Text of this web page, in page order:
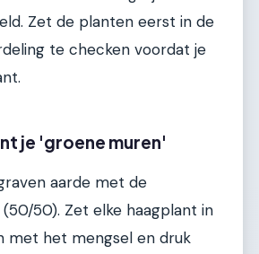
Zet de planten eerst in de
te checken voordat je
je 'groene muren'
aarde met de
50). Zet elke haagplant in
met het mengsel en druk